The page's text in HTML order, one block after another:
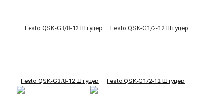
Festo QSK-G3/8-12 Штуцер Festo QSK-G1/2-12 Штуцер